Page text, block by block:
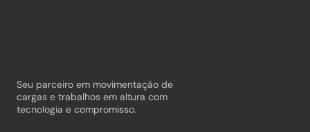
Seu parceiro em movimentação de
cargas e trabalhos em altura com
tecnologia e compromisso.